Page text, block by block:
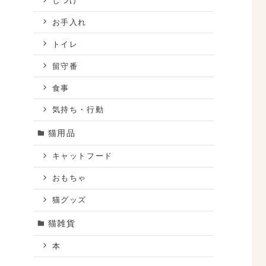
お手入れ
トイレ
留守番
食事
気持ち・行動
猫用品
キャットフード
おもちゃ
猫グッズ
猫雑貨
本